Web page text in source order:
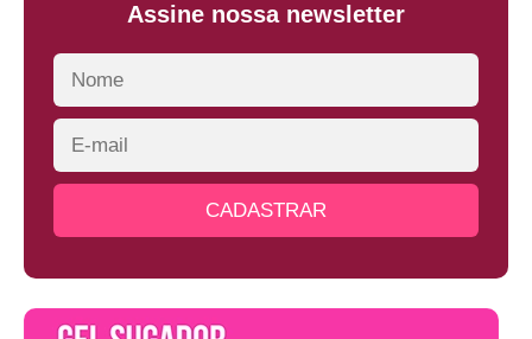
Assine nossa newsletter